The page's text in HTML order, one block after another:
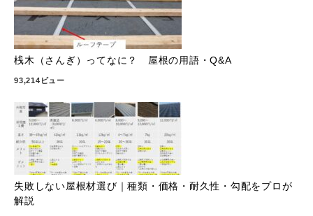
桟木（さんぎ）ってなに？ 屋根の用語・Q&A
93,214ビュー
失敗しない屋根材選び｜種類・価格・耐久性・勾配をプロが
解説